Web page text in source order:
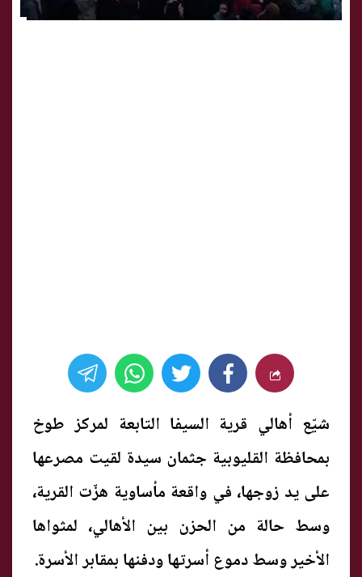
شيّع أهالي قرية السيفا التابعة لمركز طوخ
بمحافظة القليوبية جثمان سيدة لقيت مصرعها
على يد زوجها، في واقعة مأساوية هزّت القرية،
وسط حالة من الحزن بين الأهالي، لمثواها
الأخير وسط دموع أسرتها ودفنها بمقابر الأسرة.